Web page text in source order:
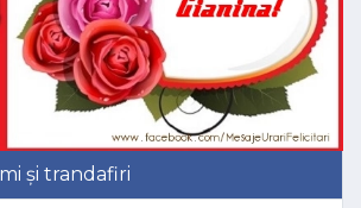
și trandafiri